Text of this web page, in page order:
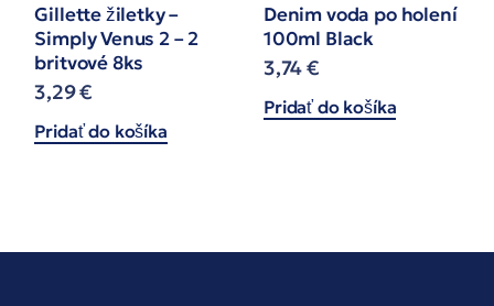
Gillette žiletky –
Simply Venus 2 – 2
britvové 8ks
3,29€
Pridať do košíka
Denim voda po holení
100ml Black
3,74€
Pridať do košíka